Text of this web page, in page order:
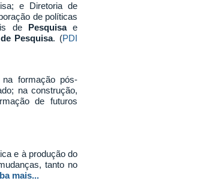
e Diretoria de
de políticas
de Pesquisae
Pesquisa. (PDI
formação pós-
na construção,
de futuros
e à produção do
tanto no
mais...